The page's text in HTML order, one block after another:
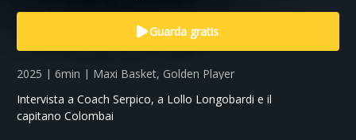
Guarda gratis
2025 | 6min | Maxi Basket, Golden Player
Intervista a Coach Serpico, a Lollo Longobardi e il
capitano Colombai